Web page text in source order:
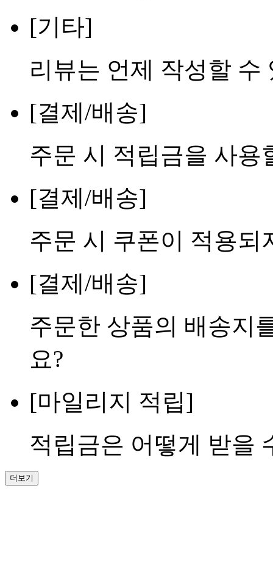
[기타]
리뷰는 언제 작성할 수
[결제/배송]
주문 시 적립금을 사용
[결제/배송]
주문 시 쿠폰이 적용되
[결제/배송]
주문한 상품의 배송지
요?
[마일리지 적립]
적립금은 어떻게 받을
더보기